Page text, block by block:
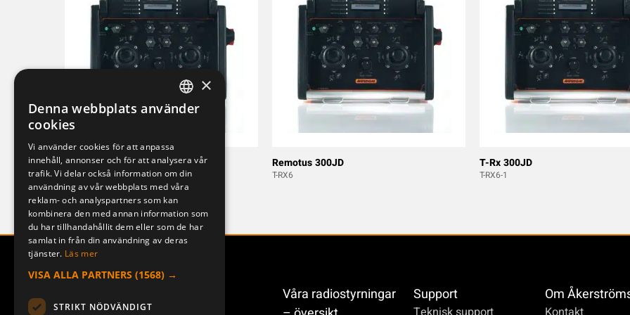
M-300JD
MERCURY5
Remotus 300JD
T-RX6
T-Rx 300JD
T-RX6-1
Våra radiostyrningar
Support Om
SWEDISH
DEUTSCH
×
Denna webbplats använder
cookies
Vi använder cookies för att anpassa
innehåll, annonser och för att analysera vår
trafik. Vi delar också information om din
användning av vår webbplats med våra
reklam- och analyspartners som kan
kombinera den med annan information som
du har tillhandahållit dem eller som de har
samlat in från din användning av deras
tjänster. Läs mer
VISA ALLA PARTNERS (1568) →
STRIKT NÖDVÄNDIGT